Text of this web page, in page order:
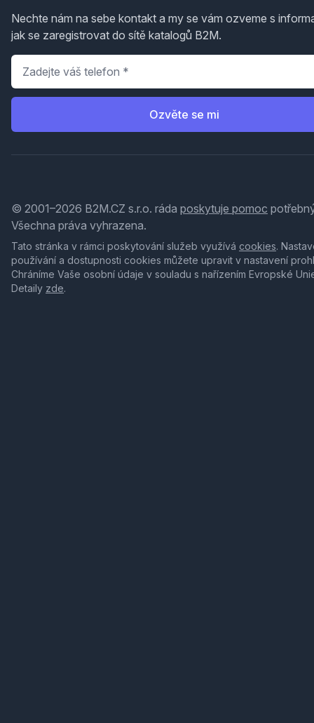
Nechte nám na sebe kontakt a my se vám ozveme s
jak se zaregistrovat do sítě katalogů B2M.
Telefon
Ozvěte se mi
© 2001–2026 B2M.CZ s.r.o. ráda poskytuje pomoc
Všechna práva vyhrazena.
Tato stránka v rámci poskytování služeb využívá cookies.
používání a dostupnosti cookies můžete upravit v nastavení
Chráníme Vaše osobní údaje v souladu s nařízením Evropské
Detaily zde.